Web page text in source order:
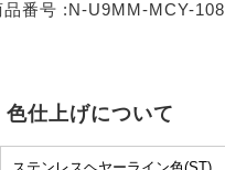
品番号 :N-U9MM-MCY-108
色仕上げについて